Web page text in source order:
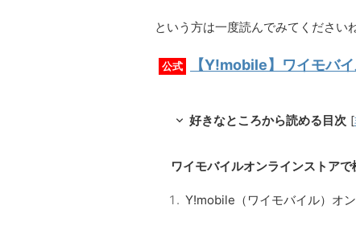
という方は一度読んでみてくださいね
公式 【Y!mobile】ワイモバ
好きなところから読める目次 [
ワイモバイルオンラインストア
Y!mobile（ワイモバイル）オ